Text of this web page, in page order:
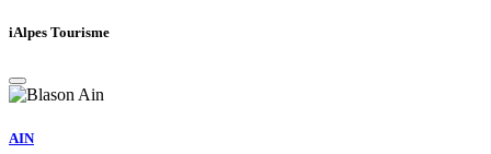
iAlpes Tourisme
AIN